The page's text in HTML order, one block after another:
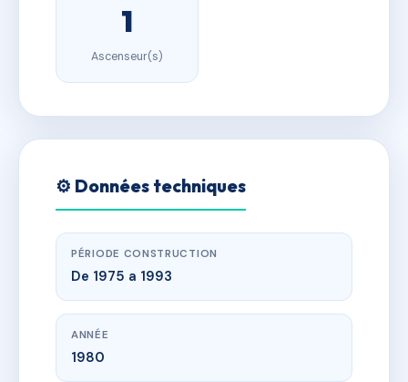
1
Ascenseur(s)
⚙️ Données techniques
PÉRIODE CONSTRUCTION
De 1975 a 1993
ANNÉE
1980